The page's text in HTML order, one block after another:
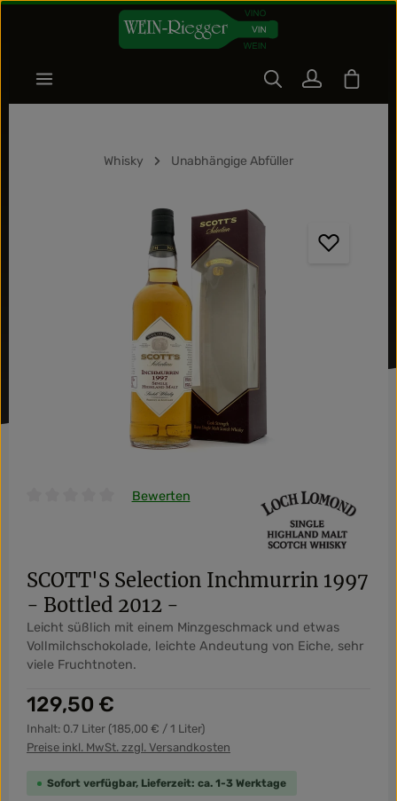
Zum Hauptinhalt springen
Whisky Unabhängige Abfüller
Bildergalerie überspringen
Durchschnittliche Bewertung von 0 von 5 Sternen
Bewerten
SCOTT'S Selection Inchmurrin 1997
- Bottled 2012 -
Leicht süßlich mit einem Minzgeschmack und etwas
Vollmilchschokolade, leichte Andeutung von Eiche, sehr
viele Fruchtnoten.
Regulärer Preis:
129,50 €
Inhalt: 0.7 Liter (185,00 € / 1 Liter)
Preise inkl. MwSt. zzgl. Versandkosten
Sofort verfügbar, Lieferzeit: ca. 1-3 Werktage